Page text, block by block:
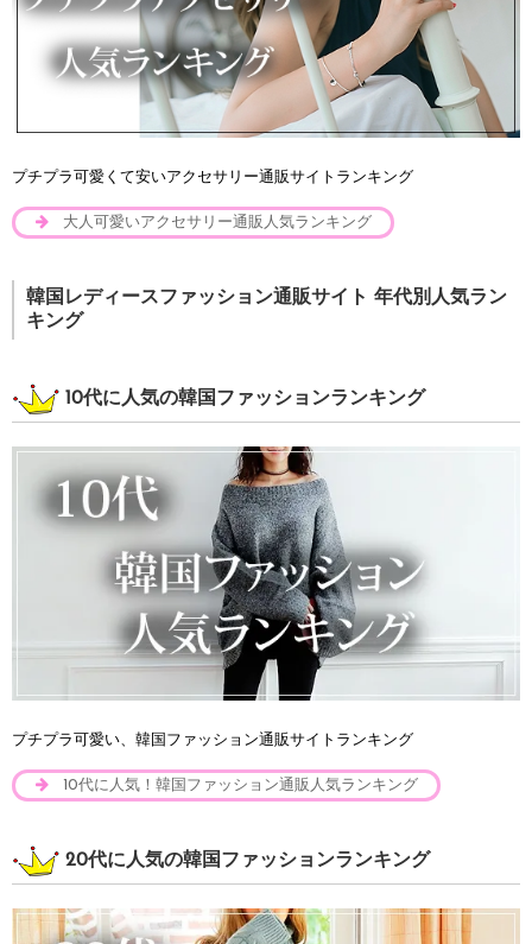
プチプラ可愛くて安いアクセサリー通販サイトランキング
大人可愛いアクセサリー通販人気ランキング
韓国レディースファッション通販サイト 年代別人気ラン
キング
10代に人気の韓国ファッションランキング
プチプラ可愛い、韓国ファッション通販サイトランキング
10代に人気！韓国ファッション通販人気ランキング
20代に人気の韓国ファッションランキング